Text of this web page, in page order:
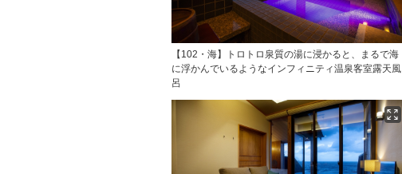
【102・海】トロトロ泉質の湯に浸かると、まるで海
に浮かんでいるようなインフィニティ温泉客室露天風
呂